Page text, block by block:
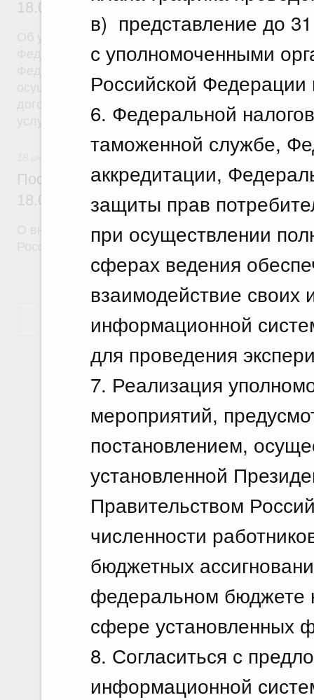
в) представление до
с уполномоченными
Российской Федерации
6. Федеральной
таможенной службе,
аккредитации,
защиты прав
при осуществлении
сферах ведения
взаимодействие
информационной
для проведения
7. Реализация
мероприятий,
постановлением,
установленной
Правительством
численности
бюджетных
федеральном бюджете
сфере установленных
8. Согласиться с
информационной
18.07.2026 г. № 908
Об утверждении Правил уведомления частным
Федеральной службы войск национальной
осуществление частной детективной
договора на оказание сыскных услуг и об
Постановление Правительства
18.07.2026 г. № 910
О внесении изменений в некоторые акты
Российской Федерации
Показать еще